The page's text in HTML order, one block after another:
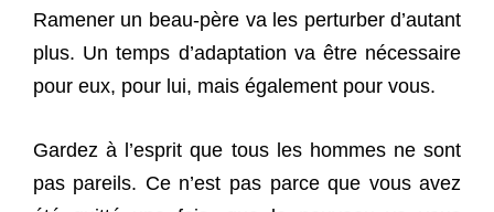
Ramener un beau-père va les perturber d’autant
plus. Un temps d’adaptation va être nécessaire
pour eux, pour lui, mais également pour vous.
Gardez à l’esprit que tous les hommes ne sont
pas pareils. Ce n’est pas parce que vous avez